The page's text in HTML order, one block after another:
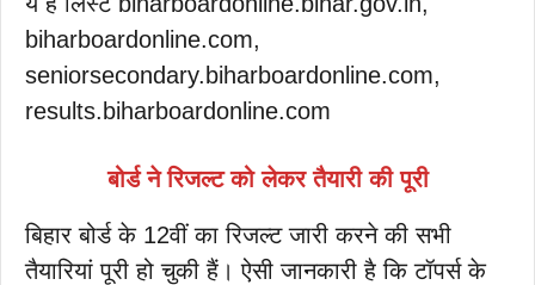
biharboardonline.com,
seniorsecondary.biharboardonline.com,
results.biharboardonline.com
बोर्ड ने रिजल्ट को लेकर तैयारी की पूरी
बिहार बोर्ड के 12वीं का रिजल्ट जारी करने की सभी
तैयारियां पूरी हो चुकी हैं। ऐसी जानकारी है कि टॉपर्स के